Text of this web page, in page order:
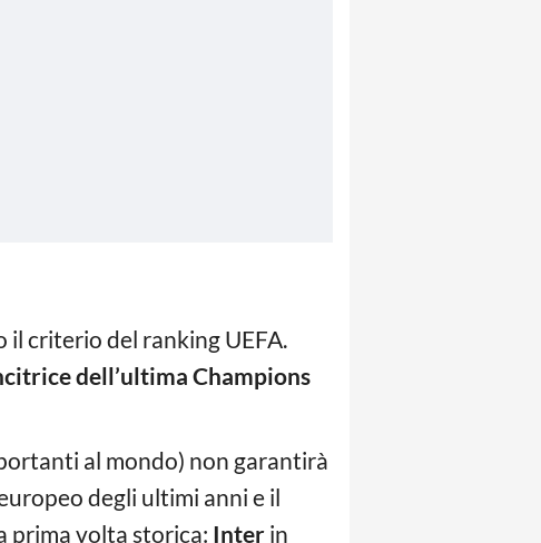
il criterio del ranking UEFA.
dell’ultima Champions
al mondo) non garantirà
degli ultimi anni e il
prima volta storica: Inter in